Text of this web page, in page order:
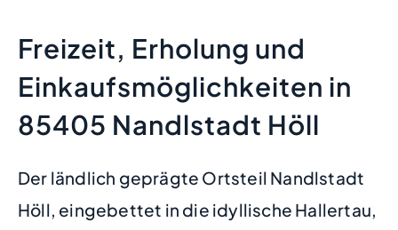
Freizeit, Erholung und
Einkaufsmöglichkeiten in
85405 Nandlstadt Höll
Der ländlich geprägte Ortsteil Nandlstadt
Höll, eingebettet in die idyllische Hallertau,